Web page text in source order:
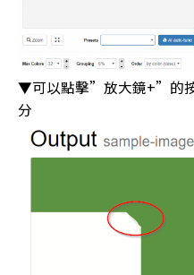
▼可以點擊”放大鏡+”的
分